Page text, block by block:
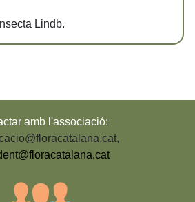
Lindb.
amb l'associació:
,